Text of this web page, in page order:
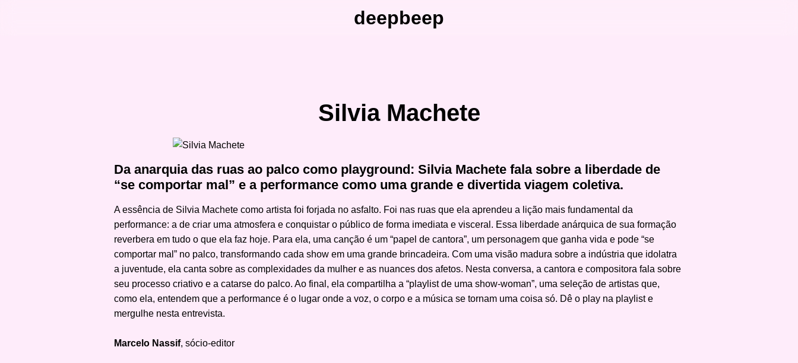
deepbeep
Silvia Machete
Da anarquia das ruas ao palco como playground: Silvia Machete fala sobre a liberdade de
“se comportar mal” e a performance como uma grande e divertida viagem coletiva.
A essência de Silvia Machete como artista foi forjada no asfalto. Foi nas ruas que ela aprendeu a lição mais fundamental da
performance: a de criar uma atmosfera e conquistar o público de forma imediata e visceral. Essa liberdade anárquica de sua formação
reverbera em tudo o que ela faz hoje. Para ela, uma canção é um “papel de cantora”, um personagem que ganha vida e pode “se
comportar mal” no palco, transformando cada show em uma grande brincadeira. Com uma visão madura sobre a indústria que idolatra
a juventude, ela canta sobre as complexidades da mulher e as nuances dos afetos. Nesta conversa, a cantora e compositora fala sobre
seu processo criativo e a catarse do palco. Ao final, ela compartilha a “playlist de uma show-woman”, uma seleção de artistas que,
como ela, entendem que a performance é o lugar onde a voz, o corpo e a música se tornam uma coisa só. Dê o play na playlist e
mergulhe nesta entrevista.
Marcelo Nassif, sócio-editor